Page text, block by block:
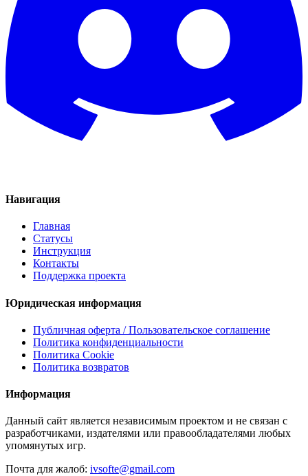
Навигация
Главная
Статусы
Инструкция
Контакты
Поддержка проекта
Юридическая информация
Публичная оферта / Пользовательское соглашение
Политика конфиденциальности
Политика Cookie
Политика возвратов
Информация
Данный сайт является независимым проектом и не связан с
разработчиками, издателями или правообладателями любых
упомянутых игр.
Почта для жалоб: ivsofte@gmail.com